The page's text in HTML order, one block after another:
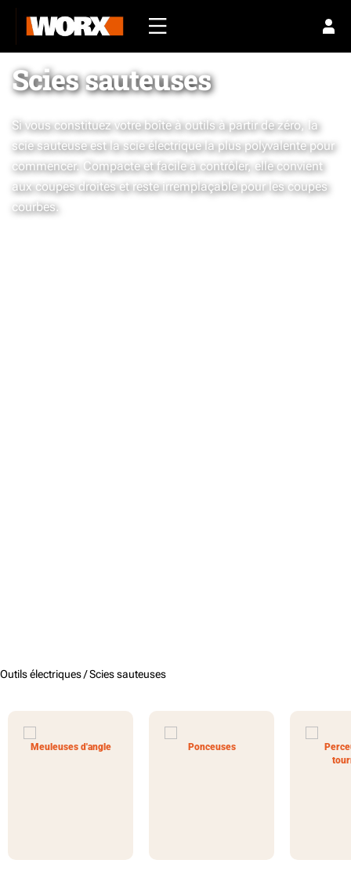
Scies sauteuses
Si vous constituez votre boîte à outils à partir de zéro, la
scie sauteuse est la scie électrique la plus polyvalente pour
commencer. Compacte et facile à contrôler, elle convient
aux coupes droites et reste irremplaçable pour les coupes
courbes.
Outils électriques /Scies sauteuses
Meuleuses d'angle Ponceuses